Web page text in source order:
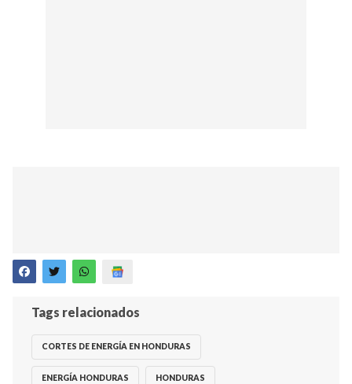
Tags relacionados
CORTES DE ENERGÍA EN HONDURAS
ENERGÍA HONDURAS HONDURAS